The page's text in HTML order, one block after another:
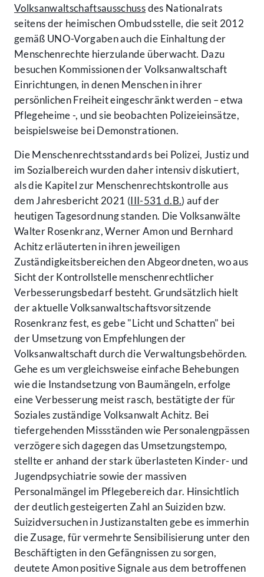
Volksanwaltschaftsausschussdes Nationalrats
seitens der heimischen Ombudsstelle, die seit 2012
gemäß UNO-Vorgaben auch die Einhaltung der
Menschenrechte hierzulande überwacht. Dazu
besuchen Kommissionen der Volksanwaltschaft
Einrichtungen, in denen Menschen in ihrer
persönlichen Freiheit eingeschränkt werden – etwa
Pflegeheime -, und sie beobachten Polizeieinsätze,
beispielsweise bei Demonstrationen.
Die Menschenrechtsstandards bei Polizei, Justiz und
im Sozialbereich wurden daher intensiv diskutiert,
als die Kapitel zur Menschenrechtskontrolle aus
dem Jahresbericht 2021 (III-531 d.B.) auf der
heutigen Tagesordnung standen. Die Volksanwälte
Walter Rosenkranz, Werner Amon und Bernhard
Achitz erläuterten in ihren jeweiligen
Zuständigkeitsbereichen den Abgeordneten, wo aus
Sicht der Kontrollstelle menschenrechtlicher
Verbesserungsbedarf besteht. Grundsätzlich hielt
der aktuelle Volksanwaltschaftsvorsitzende
Rosenkranz fest, es gebe "Licht und Schatten" bei
der Umsetzung von Empfehlungen der
Volksanwaltschaft durch die Verwaltungsbehörden.
Gehe es um vergleichsweise einfache Behebungen
wie die Instandsetzung von Baumängeln, erfolge
eine Verbesserung meist rasch, bestätigte der für
Soziales zuständige Volksanwalt Achitz. Bei
tiefergehenden Missständen wie Personalengpässen
verzögere sich dagegen das Umsetzungstempo,
stellte er anhand der stark überlasteten Kinder- und
Jugendpsychiatrie sowie der massiven
Personalmängel im Pflegebereich dar. Hinsichtlich
der deutlich gesteigerten Zahl an Suiziden bzw.
Suizidversuchen in Justizanstalten gebe es immerhin
die Zusage, für vermehrte Sensibilisierung unter den
Beschäftigten in den Gefängnissen zu sorgen,
deutete Amon positive Signale aus dem betroffenen